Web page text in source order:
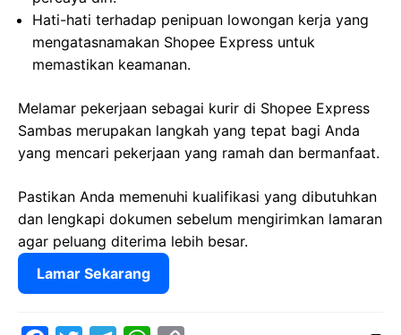
Hati-hati terhadap penipuan lowongan kerja yang
mengatasnamakan Shopee Express untuk
memastikan keamanan.
Melamar pekerjaan sebagai kurir di Shopee Express
Sambas merupakan langkah yang tepat bagi Anda
yang mencari pekerjaan yang ramah dan bermanfaat.
Pastikan Anda memenuhi kualifikasi yang dibutuhkan
dan lengkapi dokumen sebelum mengirimkan lamaran
agar peluang diterima lebih besar.
Lamar Sekarang